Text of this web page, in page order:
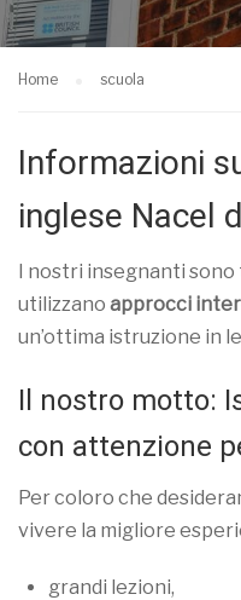
Home scuola
Informazioni
inglese Nacel
I nostri insegnanti
utilizzano approcci
un’ottima istruzione in
Il nostro motto:
con attenzione
Per coloro che
vivere la migliore
grandi lezioni,